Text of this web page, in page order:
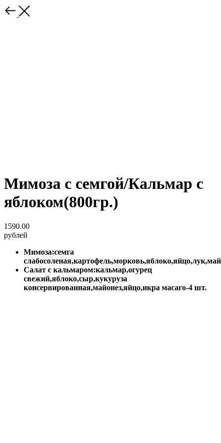
Мимоза с семгой/Кальмар с
яблоком(800гр.)
1590.00
рублей
Мимоза:семга
Салат с кальмаром:кальмар,огурец
свежий,яблоко,сыр,кукуруза
консервированная,майонез,яйцо,икра масаго-4 шт.